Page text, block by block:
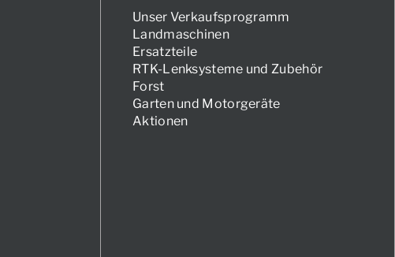
Unser Verkaufsprogramm
Landmaschinen
Ersatzteile
RTK-Lenksysteme und Zubehör
Forst
Garten und Motorgeräte
Aktionen